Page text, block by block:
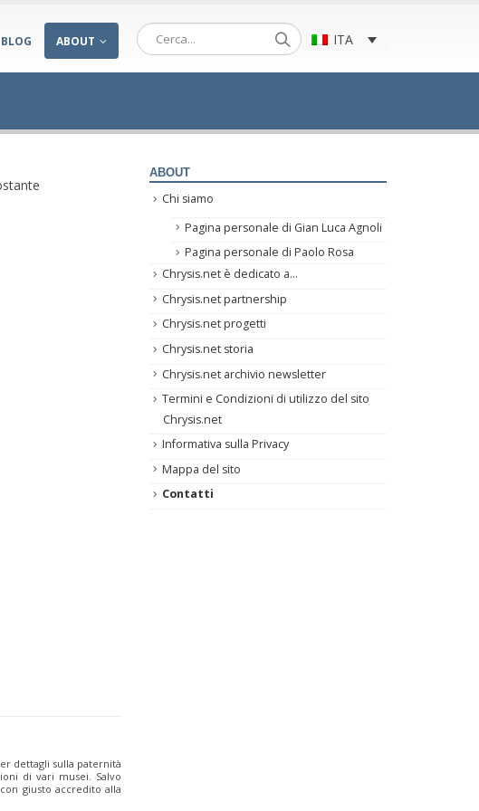
BLOG ABOUT ITA
dettagli sulla paternità
di vari musei. Salvo
giusto accredito alla
ABOUT
Chi siamo
Pagina personale di Gian Luca Agnoli
Pagina personale di Paolo Rosa
Chrysis.net è dedicato a…
Chrysis.net partnership
Chrysis.net progetti
Chrysis.net storia
Chrysis.net archivio newsletter
Termini e Condizioni di utilizzo del sito
Chrysis.net
Informativa sulla Privacy
Mappa del sito
Contatti